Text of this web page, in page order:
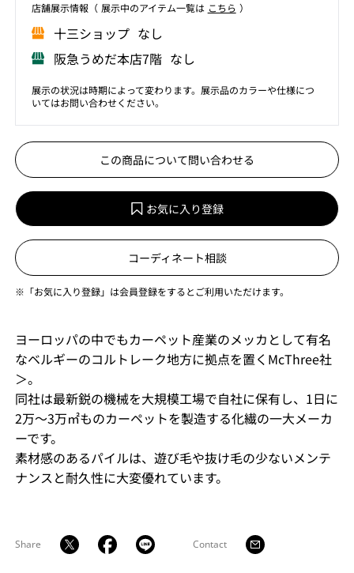
店舗展⽰情報（ 展⽰中のアイテム⼀覧は こちら ）
⼗三ショップ なし
阪急うめだ本店7階 なし
展示の状況は時期によって変わります。展示品のカラーや仕様につ
いてはお問い合わせください。
この商品について問い合わせる
お気に入り登録
コーディネート相談
※「お気に入り登録」は会員登録をするとご利用いただけます。
ヨーロッパの中でもカーペット産業のメッカとして有名
なベルギーのコルトレーク地方に拠点を置くMcThree社
＞。
同社は最新鋭の機械を大規模工場で自社に保有し、1日に
2万～3万㎡ものカーペットを製造する化繊の一大メーカ
ーです。
素材感のあるパイルは、遊び毛や抜け毛の少ないメンテ
ナンスと耐久性に大変優れています。
Share Contact